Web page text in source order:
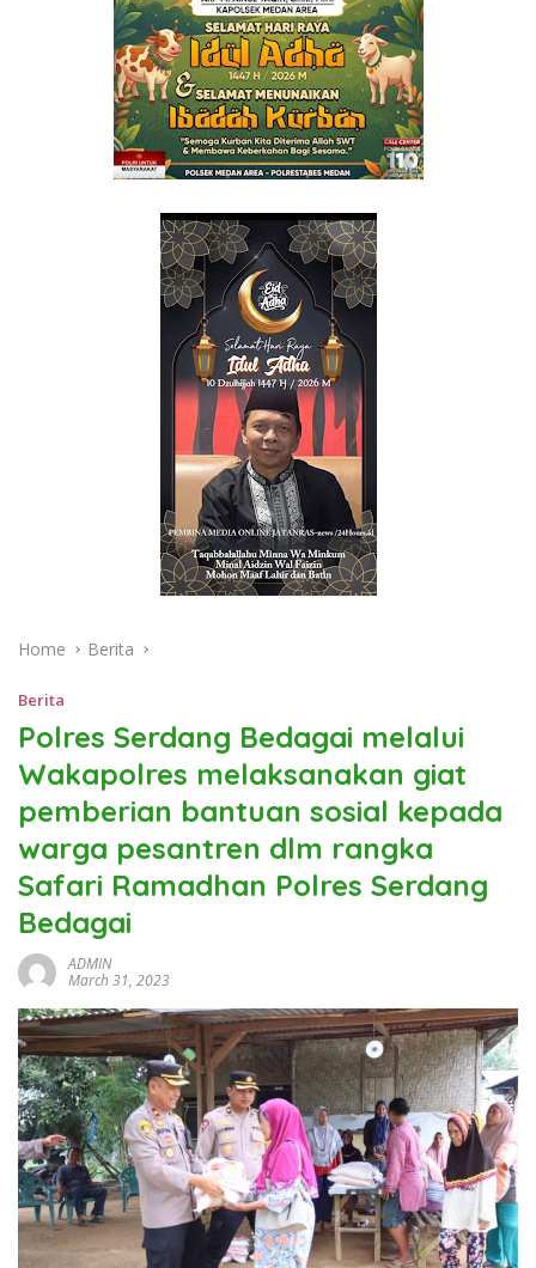
Home Berita
Berita
Polres Serdang Bedagai melalui
Wakapolres melaksanakan giat
pemberian bantuan sosial kepada
warga pesantren dlm rangka
Safari Ramadhan Polres Serdang
Bedagai
ADMIN
March 31, 2023